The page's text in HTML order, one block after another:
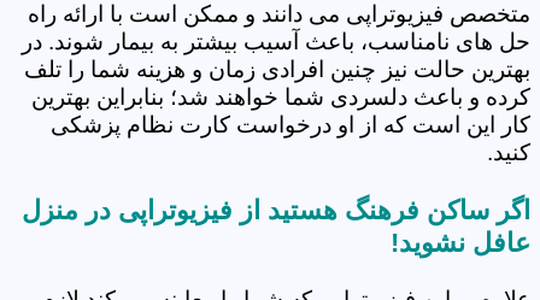
متخصص فیزیوتراپی می دانند و ممکن است با ارائه راه
حل های نامناسب، باعث آسیب بیشتر به بیمار شوند. در
بهترین حالت نیز چنین افرادی زمان و هزینه شما را تلف
کرده و باعث دلسردی شما خواهند شد؛ بنابراین بهترین
کار این است که از او درخواست کارت نظام پزشکی
کنید.
اگر ساکن فرهنگ هستید از فیزیوتراپی در منزل
عافل نشوید!